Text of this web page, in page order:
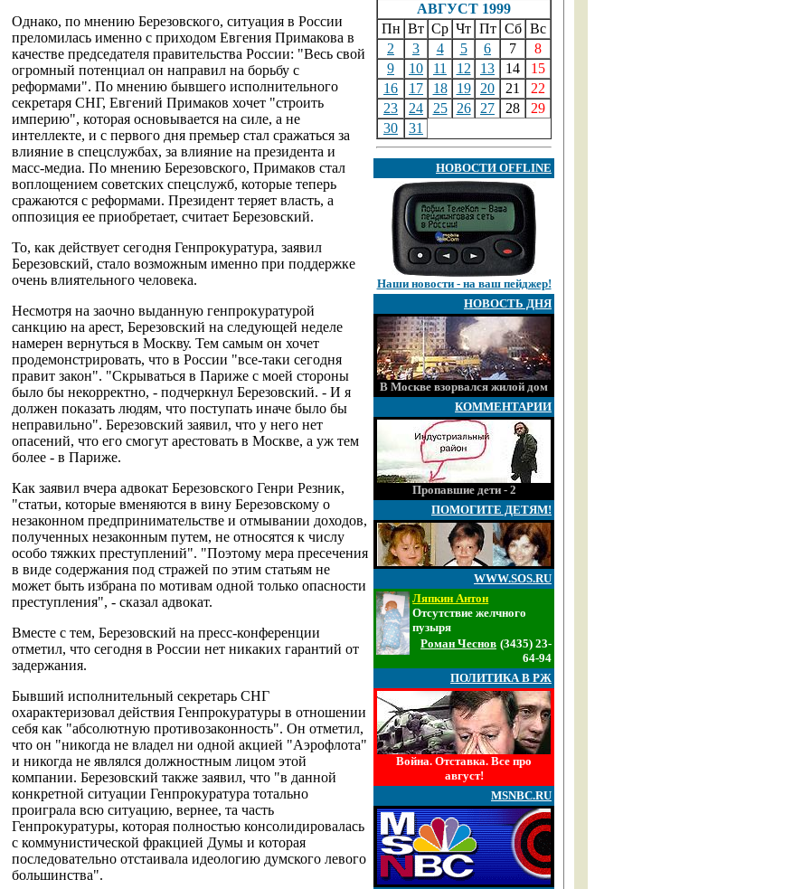
Однако, по мнению Березовского, ситуация в России
преломилась именно с приходом Евгения Примакова в
качестве председателя правительства России: "Весь свой
огромный потенциал он направил на борьбу с
реформами". По мнению бывшего исполнительного
секретаря СНГ, Евгений Примаков хочет "строить
империю", которая основывается на силе, а не
интеллекте, и с первого дня премьер стал сражаться за
влияние в спецслужбах, за влияние на президента и
масс-медиа. По мнению Березовского, Примаков стал
воплощением советских спецслужб, которые теперь
сражаются с реформами. Президент теряет власть, а
оппозиция ее приобретает, считает Березовский.
То, как действует сегодня Генпрокуратура, заявил
Березовский, стало возможным именно при поддержке
очень влиятельного человека.
Несмотря на заочно выданную генпрокуратурой
санкцию на арест, Березовский на следующей неделе
намерен вернуться в Москву. Тем самым он хочет
продемонстрировать, что в России "все-таки сегодня
правит закон". "Скрываться в Париже с моей стороны
было бы некорректно, - подчеркнул Березовский. - И я
должен показать людям, что поступать иначе было бы
неправильно". Березовский заявил, что у него нет
опасений, что его смогут арестовать в Москве, а уж тем
более - в Париже.
Как заявил вчера адвокат Березовского Генри Резник,
"статьи, которые вменяются в вину Березовскому о
незаконном предпринимательстве и отмывании доходов,
полученных незаконным путем, не относятся к числу
особо тяжких преступлений". "Поэтому мера пресечения
в виде содержания под стражей по этим статьям не
может быть избрана по мотивам одной только опасности
преступления", - сказал адвокат.
Вместе с тем, Березовский на пресс-конференции
отметил, что сегодня в России нет никаких гарантий от
задержания.
Бывший исполнительный секретарь СНГ
охарактеризовал действия Генпрокуратуры в отношении
себя как "абсолютную противозаконность". Он отметил,
что он "никогда не владел ни одной акцией "Аэрофлота"
и никогда не являлся должностным лицом этой
компании. Березовский также заявил, что "в данной
конкретной ситуации Генпрокуратура тотально
проиграла всю ситуацию, вернее, та часть
Генпрокуратуры, которая полностью консолидировалась
с коммунистической фракцией Думы и которая
последовательно отстаивала идеологию думского левого
большинства".
АВГУСТ 1999
Пн Вт Ср Чт Пт Сб Вс
2
3 4 5 6 7
8
9
10 11 12 13 14
15
16
17 18 19 20 21
22
23
24 25 26 27 28
29
30
31
НОВОСТИ OFFLINE
Наши новости - на ваш пейджер!
НОВОСТЬ ДНЯ
В Москве взорвался жилой дом
КОММЕНТАРИИ
Пропавшие дети - 2
ПОМОГИТЕ ДЕТЯМ!
WWW.SOS.RU
Ляпкин Антон
Отсутствие желчного
пузыря
Роман Чеснов (3435) 23-
64-94
ПОЛИТИКА В РЖ
Война. Отставка. Все про
август!
MSNBC.RU